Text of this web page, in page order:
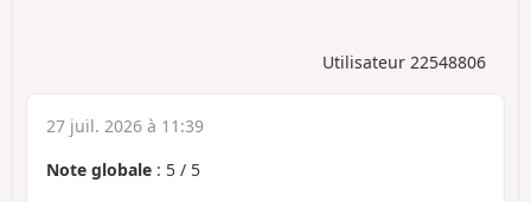
Utilisateur 22548806
27 juil. 2026 à 11:39
Note globale : 5 / 5